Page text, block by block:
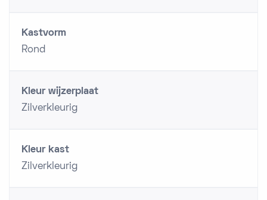
Kastvorm
Rond
Kleur wijzerplaat
Zilverkleurig
Kleur kast
Zilverkleurig